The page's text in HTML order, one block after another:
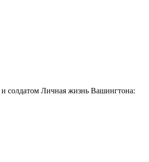
солдатом Личная жизнь Вашингтона: